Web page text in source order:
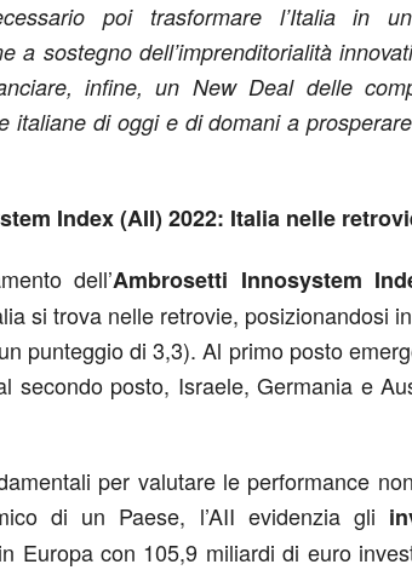
poi trasformare l’Italia in
a sostegno dell’imprenditorialità
infine, un New Deal delle
italiane di oggi e di domani a
Index (AII) 2022: Italia nelle
dell’Ambrosetti Innosystem
si trova nelle retrovie, posizionandosi
punteggio di 3,3). Al primo posto
secondo posto, Israele, Germania e
per valutare le performance
di un Paese, l’AII evidenzia gli
Europa con 105,9 miliardi di euro